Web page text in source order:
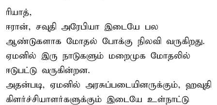
ரியாத்,
ஈரான், சவுதி அரேபியா இடையே பல
ஆண்டுகளாக மோதல் போக்கு நிலவி வருகிறது.
ஏமனில் இரு நாடுகளும் மறைமுக மோதலில்
ஈடுபட்டு வருகின்றன.
அதன்படி, ஏமனில் அரசுப்படையினருக்கும், ஹவுதி
கிளர்ச்சியாளர்களுக்கும் இடையே உள்நாட்டு